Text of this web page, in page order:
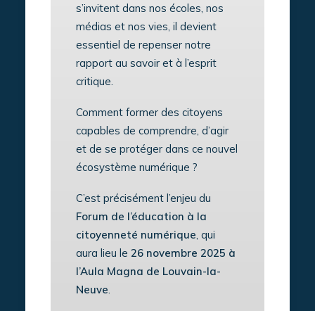
s’invitent dans nos écoles, nos
médias et nos vies, il devient
essentiel de repenser notre
rapport au savoir et à l’esprit
critique.
Comment former des citoyens
capables de comprendre, d’agir
et de se protéger dans ce nouvel
écosystème numérique ?
C’est précisément l’enjeu du
Forum de l’éducation à la
citoyenneté numérique , qui
aura lieu le 26 novembre 2025 à
l’Aula Magna de Louvain-la-
Neuve